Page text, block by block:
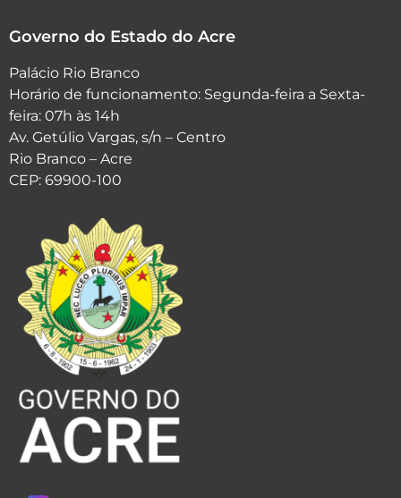
Governo do Estado do Acre
Palácio Rio Branco
Horário de funcionamento: Segunda-feira a Sexta-
feira: 07h às 14h
Av. Getúlio Vargas, s/n – Centro
Rio Branco – Acre
CEP: 69900-100